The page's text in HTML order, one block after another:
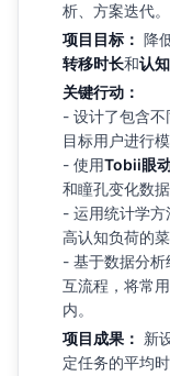
析、方案迭代。
项目目标： 降
转移时长和认
关键行动：
- 设计了包含
目标用户进行
- 使用Tobii眼
和瞳孔变化数据
- 运用统计学方
高认知负荷的
- 基于数据分
互流程，将常
内。
项目成果： 新
定任务的平均